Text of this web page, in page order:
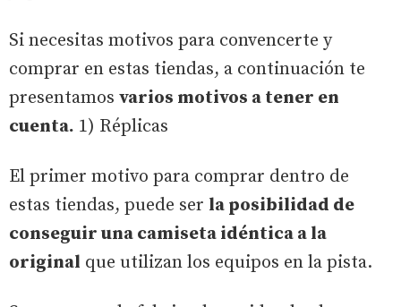
Si necesitas motivos para convencerte y
comprar en estas tiendas, a continuación te
presentamos varios motivos a tener en
cuenta. 1) Réplicas
El primer motivo para comprar dentro de
estas tiendas, puede ser la posibilidad de
conseguir una camiseta idéntica a la
original que utilizan los equipos en la pista.